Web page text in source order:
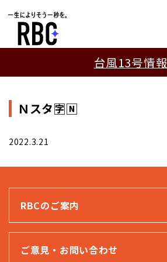
台風13号情報
Ｎスタ🈑🄽
2022.3.21
RBCのご案内
ご意見・お問い合わせ